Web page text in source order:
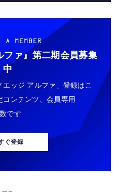
A MEMBER
ファ』 第二期会員募集
中
ッジ アルファ」登録はこ
ンテンツ、会員専用
です
ぐ登録